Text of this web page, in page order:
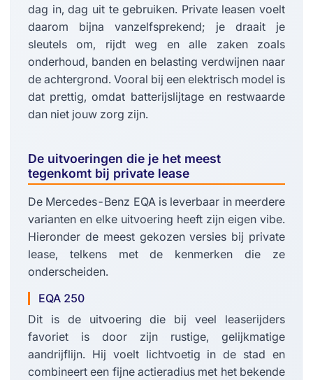
dag in, dag uit te gebruiken. Private leasen voelt
daarom bijna vanzelfsprekend; je draait je
sleutels om, rijdt weg en alle zaken zoals
onderhoud, banden en belasting verdwijnen naar
de achtergrond. Vooral bij een elektrisch model is
dat prettig, omdat batterijslijtage en restwaarde
dan niet jouw zorg zijn.
De uitvoeringen die je het meest
tegenkomt bij private lease
De Mercedes-Benz EQA is leverbaar in meerdere
varianten en elke uitvoering heeft zijn eigen vibe.
Hieronder de meest gekozen versies bij private
lease, telkens met de kenmerken die ze
onderscheiden.
EQA 250
Dit is de uitvoering die bij veel leaserijders
favoriet is door zijn rustige, gelijkmatige
aandrijflijn. Hij voelt lichtvoetig in de stad en
combineert een fijne actieradius met het bekende